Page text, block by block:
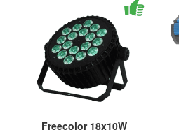
Freecolor 18x10W